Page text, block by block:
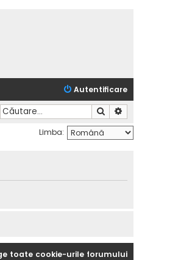
Autentificare
Căutare
Limba:
toate cookie-urile forumului